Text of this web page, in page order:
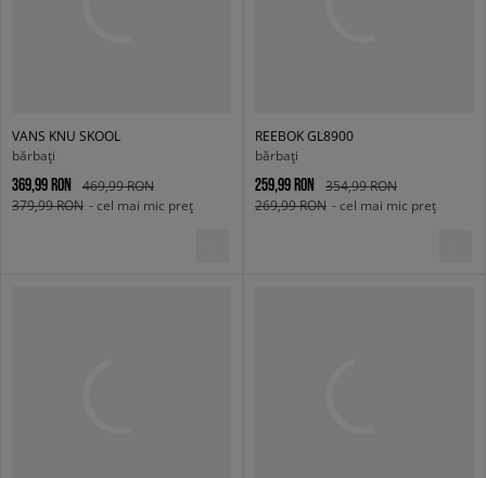
VANS KNU SKOOL
bărbați
369,99 RON
469,99 RON
379,99 RON - cel mai mic preț
REEBOK GL8900
bărbați
259,99 RON
354,99 RON
269,99 RON - cel mai mic preț